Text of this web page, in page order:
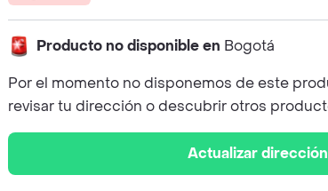
Producto no disponible en Bogotá
Por el momento no disponemos de este
revisar tu dirección o descubrir otros
Actualizar dirección